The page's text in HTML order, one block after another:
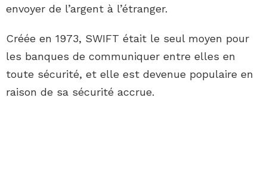
envoyer de l’argent à l’étranger.
Créée en 1973, SWIFT était le seul moyen pour
les banques de communiquer entre elles en
toute sécurité, et elle est devenue populaire en
raison de sa sécurité accrue.